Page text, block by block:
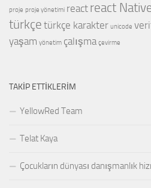
proje proje yönetimi react react
türkçe türkçe karakter unicode
yaşam yönetim çalışma çevirme
TAKIP ETTIKLERIM
YellowRed Team
Telat Kaya
Çocukların dünyası danışmanlık